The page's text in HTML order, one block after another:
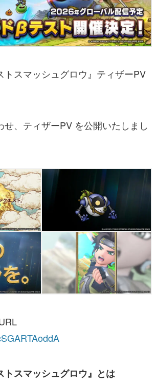
トスマッシュグロウ』ティザーPV
せ、ティザーPV を公開いたしまし
トスマッシュグロウ』とは